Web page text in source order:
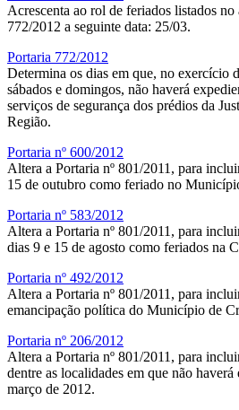
Acrescenta ao rol de feriados listados no
772/2012 a seguinte data: 25/03.
Portaria 772/2012
Determina os dias em que, no exercício
sábados e domingos, não haverá
serviços de segurança dos prédios da
Região.
Portaria nº 600/2012
Altera a Portaria nº 801/2011, para
15 de outubro como feriado no
Portaria nº 583/2012
Altera a Portaria nº 801/2011, para
dias 9 e 15 de agosto como feriados na
Portaria nº 492/2012
Altera a Portaria nº 801/2011, para
emancipação política do Município de
Portaria nº 206/2012
Altera a Portaria nº 801/2011, para
dentre as localidades em que não
março de 2012.